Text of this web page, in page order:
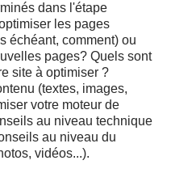
dans l'étape
les pages
échéant, comment) ou
pages? Quels sont
site à optimiser ?
(textes, images,
votre moteur de
au niveau technique
au niveau du
vidéos...).